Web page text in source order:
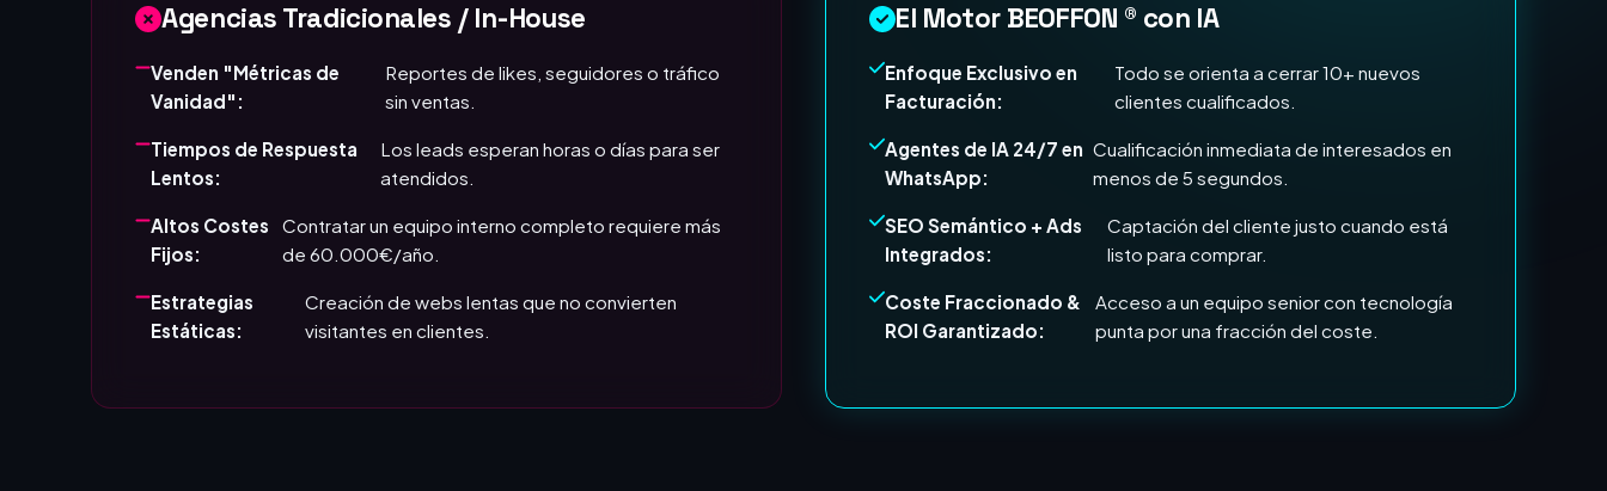
Agencias Tradicionales / In-House
Venden "Métricas de
Vanidad":
Reportes de likes, seguidores o tráfico
sin ventas.
Tiempos de Respuesta
Lentos:
Los leads esperan horas o días para ser
atendidos.
Altos Costes
Fijos:
Contratar un equipo interno completo requiere más
de 60.000€/año.
Estrategias
Estáticas:
Creación de webs lentas que no convierten
visitantes en clientes.
El Motor BEOFFON ® con IA
Enfoque Exclusivo en
Facturación:
Todo se orienta a cerrar 10+ nuevos
clientes cualificados.
Agentes de IA 24/7 en
WhatsApp:
Cualificación inmediata de interesados en
menos de 5 segundos.
SEO Semántico + Ads
Integrados:
Captación del cliente justo cuando está
listo para comprar.
Coste Fraccionado &
ROI Garantizado:
Acceso a un equipo senior con tecnología
punta por una fracción del coste.